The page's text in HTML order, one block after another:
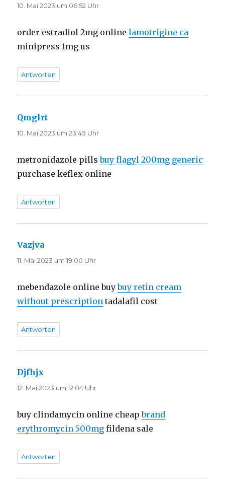
10. Mai 2023 um 06:52 Uhr
order estradiol 2mg onlinelamotrigine ca
minipress 1mg us
Antworten
Qmglrt
10. Mai 2023 um 23:49 Uhr
metronidazole pillsbuy flagyl 200mg generic
purchase keflex online
Antworten
Vazjva
11. Mai 2023 um 19:00 Uhr
mebendazole online buybuy retin cream
without prescription tadalafil cost
Antworten
Djfhjx
12. Mai 2023 um 12:04 Uhr
buy clindamycin online cheapbrand
erythromycin 500mg fildena sale
Antworten